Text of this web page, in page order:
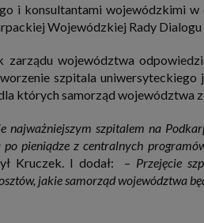
Grupy
1. Jeśli
2. Masz
oraz prawo
i konsultantami wojewódzkimi w
Wojewódzkiej Rady
zarządu województwa
szpitala
których samorząd województwa
najważniejszym szpitalem na
pieniądze z centralnych
Kruczek. I dodał: – Przejęcie
jakie samorząd województwa